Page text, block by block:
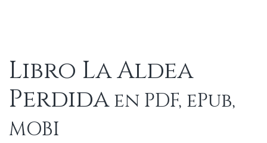
Libro La Aldea
Perdidaen PDF, ePub,
MOBI